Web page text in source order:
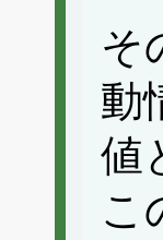
そ
動
値
こ